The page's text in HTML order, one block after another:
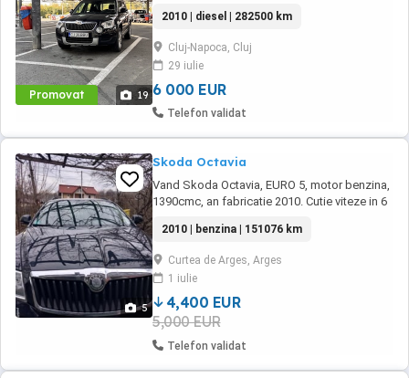
Promovat 19
de exemplu Grand Vitara pe benzina dupa
2001, strict 5 usi. Ultimele lucrări majore
făcute Zero erori în bord, DPF funcțional (nu
scoate fum), stare mecanică bună. ...
2010 | diesel | 282500 km
Cluj-Napoca, Cluj
29 iulie
6 000 EUR
Telefon validat
5
Skoda Octavia
Vand Skoda Octavia, EURO 5, motor benzina,
1390cmc, an fabricatie 2010. Cutie viteze in 6
km rulati 151076, carlig remorcare.
2010 | benzina | 151076 km
Curtea de Arges, Arges
1 iulie
4,400 EUR
5,000 EUR
Telefon validat